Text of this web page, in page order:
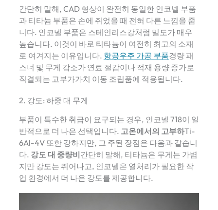
간단히 말해, CAD 형상이 완전히 동일한 인코넬 부품
과 티타늄 부품은 손에 쥐었을 때 전혀 다른 느낌을 줍
니다. 인코넬 부품은 스테인리스강처럼 밀도가 매우
높습니다. 이것이 바로 티타늄이 여전히 최고의 소재
로 여겨지는 이유입니다. 항공우주 가공 부품경량 패
스너 및 무게 감소가 연료 절감이나 적재 용량 증가로
직결되는 고부가가치 이동 조립품에 적용됩니다.
2. 강도: 하중 대 무게
부품이 특수한 취급이 요구되는 경우, 인코넬 718이 일
반적으로 더 나은 선택입니다. 고온에서의 고부하Ti-
6Al-4V 또한 강하지만, 그 주된 장점은 다음과 같습니
다. 강도 대 중량비간단히 말해, 티타늄은 무게는 가볍
지만 강도는 뛰어나고, 인코넬은 열처리가 필요한 작
업 환경에서 더 나은 강도를 제공합니다.